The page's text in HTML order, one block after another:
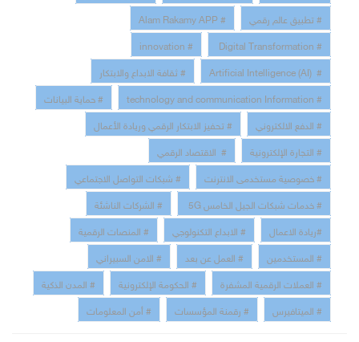
# تطبيق عالم رقمي
# Alam Rakamy APP
# Digital Transformation
# innovation
# Artificial Intelligence (AI)
# ثقافة الابداع والابتكار
# technology and communication Information
# حماية البيانات
# الدفع الالكتروني
# تحفيز الابتكار الرقمي وريادة الأعمال
# التجارة الإلكترونية
# الاقتصاد الرقمي
# خصوصية مستخدمى الانترنت
# شبكات التواصل الاجتماعي
# خدمات شبكات الجيل الخامس 5G
# الشركات الناشئة
#ريادة الاعمال
# الابداع التكنولوجي
# المنصات الرقمية
# المستخدمين
# العمل عن بعد
# الامن السبيراني
# العملات الرقمية المشفرة
# الحكومة الإلكترونية
# المدن الذكية
# الميتافيرس
# رقمنة المؤسسات # أمن المعلومات